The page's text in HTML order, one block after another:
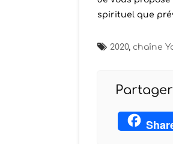
spirituel que
2020, chaîne